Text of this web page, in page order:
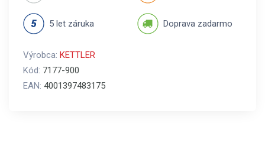
5 let záruka Doprava zadarmo
Výrobca: KETTLER
Kód: 7177-900
EAN: 4001397483175